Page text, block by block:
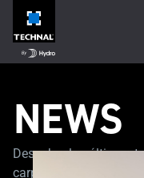
NEWS
Descubre las últimas
carpintería de